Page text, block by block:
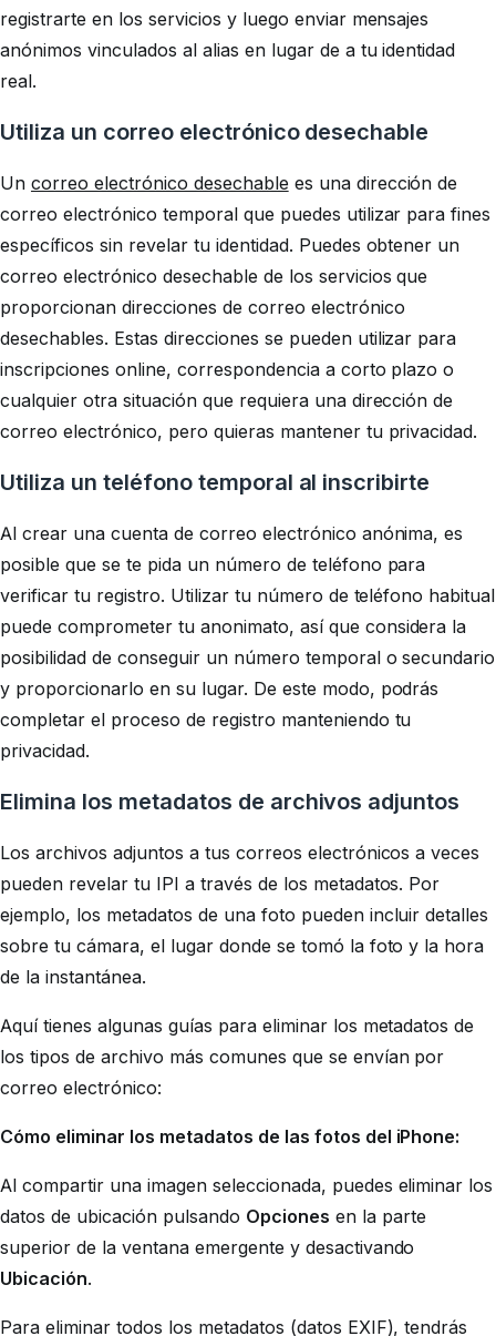
registrarte en los servicios y luego enviar mensajes
anónimos vinculados al alias en lugar de a tu identidad
real.
Utiliza un correo electrónico desechable
Un correo electrónico desechable es una dirección de
correo electrónico temporal que puedes utilizar para fines
específicos sin revelar tu identidad. Puedes obtener un
correo electrónico desechable de los servicios que
proporcionan direcciones de correo electrónico
desechables. Estas direcciones se pueden utilizar para
inscripciones online, correspondencia a corto plazo o
cualquier otra situación que requiera una dirección de
correo electrónico, pero quieras mantener tu privacidad.
Utiliza un teléfono temporal al inscribirte
Al crear una cuenta de correo electrónico anónima, es
posible que se te pida un número de teléfono para
verificar tu registro. Utilizar tu número de teléfono habitual
puede comprometer tu anonimato, así que considera la
posibilidad de conseguir un número temporal o secundario
y proporcionarlo en su lugar. De este modo, podrás
completar el proceso de registro manteniendo tu
privacidad.
Elimina los metadatos de archivos adjuntos
Los archivos adjuntos a tus correos electrónicos a veces
pueden revelar tu IPI a través de los metadatos. Por
ejemplo, los metadatos de una foto pueden incluir detalles
sobre tu cámara, el lugar donde se tomó la foto y la hora
de la instantánea.
Aquí tienes algunas guías para eliminar los metadatos de
los tipos de archivo más comunes que se envían por
correo electrónico:
Cómo eliminar los metadatos de las fotos del iPhone:
Al compartir una imagen seleccionada, puedes eliminar los
datos de ubicación pulsando Opciones en la parte
superior de la ventana emergente y desactivando
Ubicación.
Para eliminar todos los metadatos (datos EXIF), tendrás